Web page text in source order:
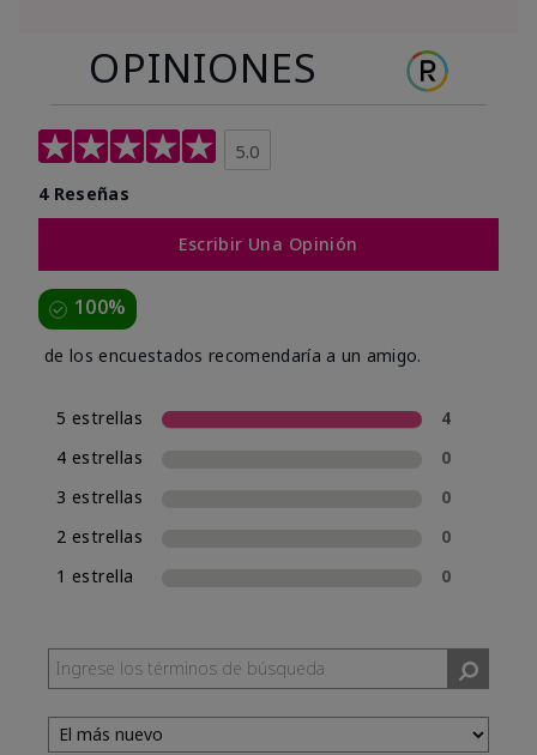
OPINIONES
5.0
4 Reseñas
Escribir Una Opinión
100%
de los encuestados recomendaría a un amigo.
5 estrellas
4
4 estrellas
0
3 estrellas
0
2 estrellas
0
1 estrella
0